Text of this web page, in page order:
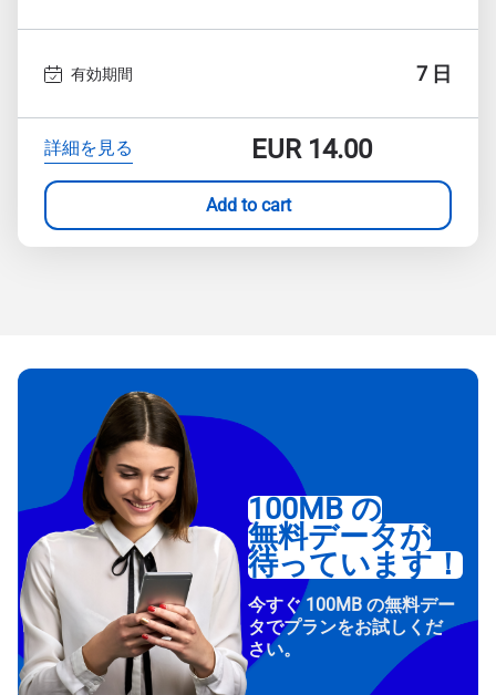
有効期間 7 日
詳細を見る EUR14.00
Add to cart
100MB の
無料データが
待っています！
今すぐ 100MB の無料デー
タでプランをお試しくだ
さい。